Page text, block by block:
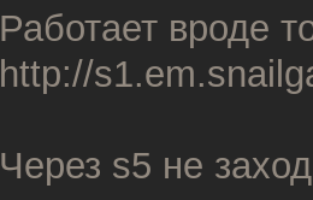
Работает вроде
http://
Через s5 не